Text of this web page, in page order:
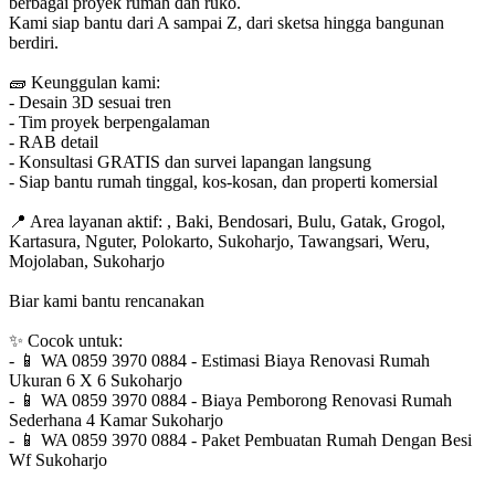
Kami siap bantu dari A sampai Z, dari sketsa hingga bangunan
berdiri.
🧱 Keunggulan kami:
- Desain 3D sesuai tren
- Tim proyek berpengalaman
- RAB detail
- Konsultasi GRATIS dan survei lapangan langsung
- Siap bantu rumah tinggal, kos-kosan, dan properti komersial
📍 Area layanan aktif: , Baki, Bendosari, Bulu, Gatak, Grogol,
Kartasura, Nguter, Polokarto, Sukoharjo, Tawangsari, Weru,
Mojolaban, Sukoharjo
Biar kami bantu rencanakan
✨ Cocok untuk:
- 📱 WA 0859 3970 0884 - Estimasi Biaya Renovasi Rumah
Ukuran 6 X 6 Sukoharjo
- 📱 WA 0859 3970 0884 - Biaya Pemborong Renovasi Rumah
Sederhana 4 Kamar Sukoharjo
- 📱 WA 0859 3970 0884 - Paket Pembuatan Rumah Dengan Besi
Wf Sukoharjo